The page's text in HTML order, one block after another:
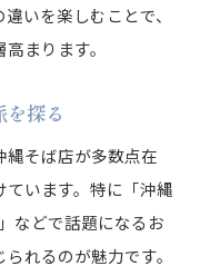
いを楽しむことで、
まります。
探る
そば店が多数点在
います。特に「沖縄
などで話題になるお
れるのが魅力です。